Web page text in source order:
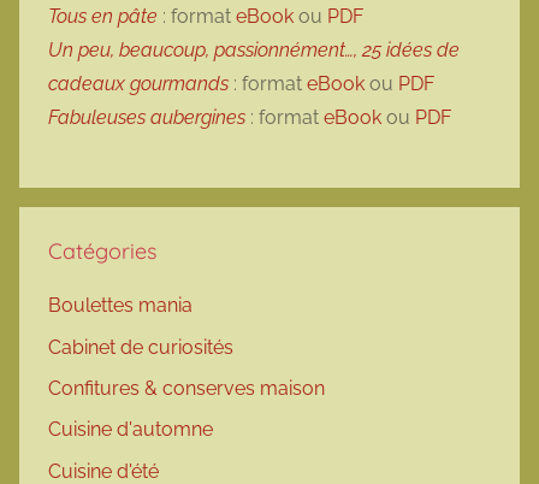
Tous en pâte : format eBook ou PDF
Un peu, beaucoup, passionnément…, 25 idées de
cadeaux gourmands : format eBook ou PDF
Fabuleuses aubergines : format eBook ou PDF
Catégories
Boulettes mania
Cabinet de curiosités
Confitures & conserves maison
Cuisine d'automne
Cuisine d'été